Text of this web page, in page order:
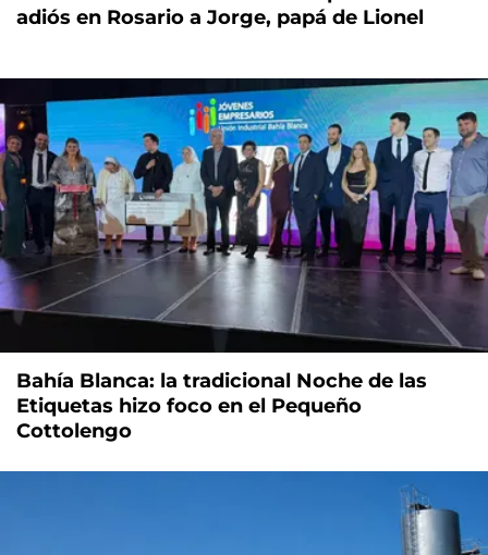
adiós en Rosario a Jorge, papá de Lionel
Bahía Blanca: la tradicional Noche de las
Etiquetas hizo foco en el Pequeño
Cottolengo